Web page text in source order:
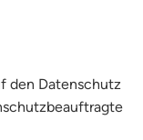
den Datenschutz